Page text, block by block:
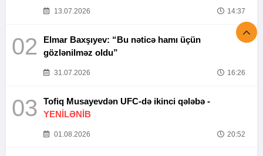
13.07.2026 14:37
02
Elmar Baxşıyev: “Bu nəticə hamı üçün
gözlənilməz oldu”
31.07.2026 16:26
03
Tofiq Musayevdən UFC-də ikinci qələbə -
YENİLƏNİB
01.08.2026 20:52